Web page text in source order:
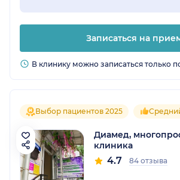
Записаться на
В клинику можно записаться только
Выбор пациентов 2025
Диамед,
клиника
4.7 84 отзыва